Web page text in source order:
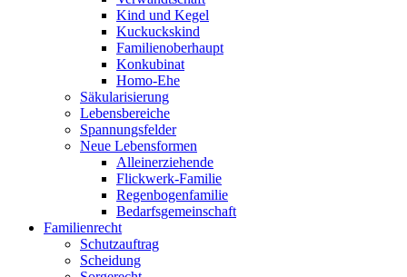
Kind und Kegel
Kuckuckskind
Familienoberhaupt
Konkubinat
Homo-Ehe
Säkularisierung
Lebensbereiche
Spannungsfelder
Neue Lebensformen
Alleinerziehende
Flickwerk-Familie
Regenbogenfamilie
Bedarfsgemeinschaft
Familienrecht
Schutzauftrag
Scheidung